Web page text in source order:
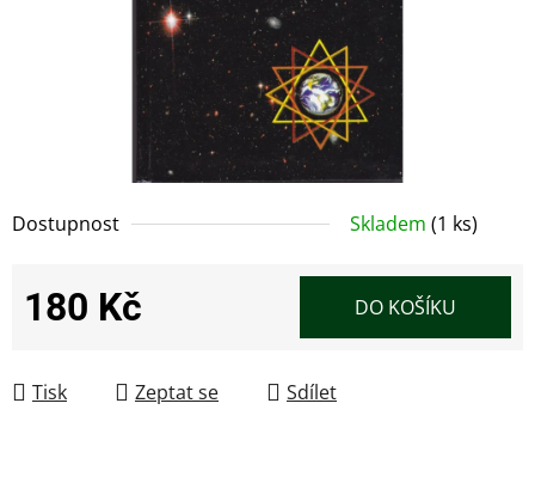
Dostupnost Skladem (1 ks)
180 Kč DO KOŠÍKU
Tisk Zeptat se Sdílet